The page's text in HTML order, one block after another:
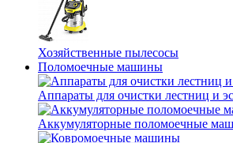
Хозяйственные пылесосы
Поломоечные машины
Аппараты для очистки лестниц и
Аккумуляторные поломоечные